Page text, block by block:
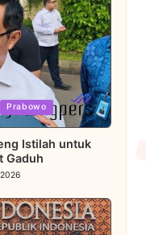
Prabowo
Istilah untuk
Gaduh